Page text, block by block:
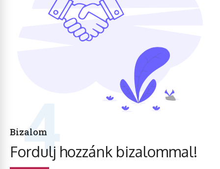
Bizalom
4
Fordulj hozzánk bizalommal!